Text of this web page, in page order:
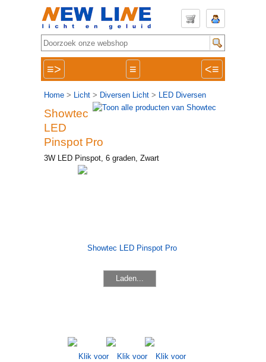
≡> ≡ <≡
Home > Licht > Diversen Licht > LED Diversen
Showtec
LED
Pinspot Pro
3W LED Pinspot, 6 graden, Zwart
Laden...